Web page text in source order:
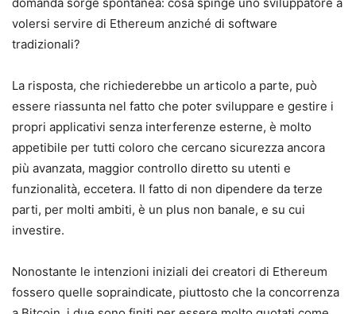
volersi servire di Ethereum anziché di software
tradizionali?
La risposta, che richiederebbe un articolo a parte, può
essere riassunta nel fatto che poter sviluppare e gestire i
propri applicativi senza interferenze esterne, è molto
appetibile per tutti coloro che cercano sicurezza ancora
più avanzata, maggior controllo diretto su utenti e
funzionalità, eccetera. Il fatto di non dipendere da terze
parti, per molti ambiti, è un plus non banale, e su cui
investire.
Nonostante le intenzioni iniziali dei creatori di Ethereum
fossero quelle sopraindicate, piuttosto che la concorrenza